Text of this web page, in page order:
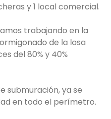
y 1 local comercial.
trabajando en la
de la losa
del 80% y 40%
submuración, ya se
en todo el perímetro.